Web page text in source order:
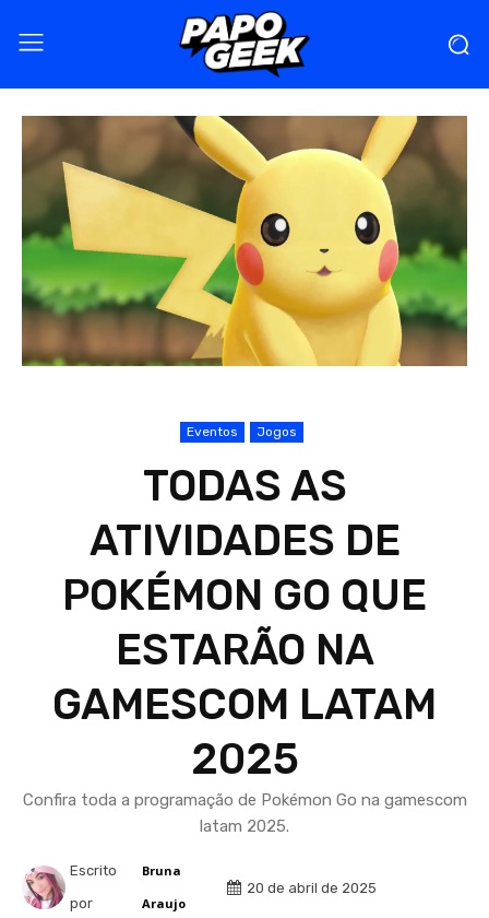
Eventos Jogos
TODAS AS
ATIVIDADES DE
POKÉMON GO QUE
ESTARÃO NA
GAMESCOM LATAM
2025
Confira toda a programação de Pokémon Go na gamescom
latam 2025.
Escrito
por
Bruna
Araujo
20 de abril de 2025